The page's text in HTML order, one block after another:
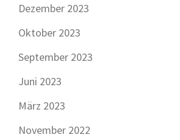
Dezember 2023
Oktober 2023
September 2023
Juni 2023
März 2023
November 2022